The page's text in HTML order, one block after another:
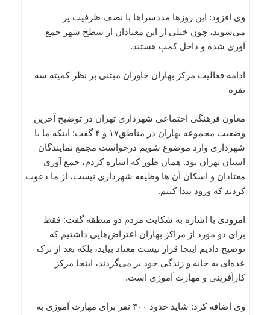
وی افزود: این روزها مددسراها با نصف ظرفیت پر
می‎‌شوند، چون خیلی از این معتادان از سطح شهر جمع
آوری شده و داخل کمپ هستند.
ادامه فعالیت مرکز بهاران خاوران مبتنی بر نظر کمیته سه
نفره
معاون فرهنگی اجتماعی شهرداری تهران در توضیح آخرین
وضعیت مجموعه بهاران در مناطق۱۷ و ۴ گفت: اینکه ما با
شهرداری وارد موضوع شویم درخواست مجمع نمایندگان
استان تهران بود. همان طور که اشاره کردم، جمع آوری
معتادان و اسکان آن ها وظیفه شهرداری نیست، از ما دعوت
کردند که ورود پیدا کنیم.
امرودی با اشاره به شکایت مردم دو منطقه گفت: فقط
برای دو مورد از مراکز بهاران اعتراض‌هایی داشتیم که
توضیح دادیم اینجا قرار نیست معتاد بیاید، بلکه بعد از ترک
عده‌ای به خانه و زندگی خود بر می‌گردند، اینجا مرکز
کارآفرینی و مهارت آموزی است.
وی اضافه کرد: شاید حدود ۳۰۰ نفر برای مهارت آموزی به